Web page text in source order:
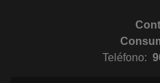
Teléfono: